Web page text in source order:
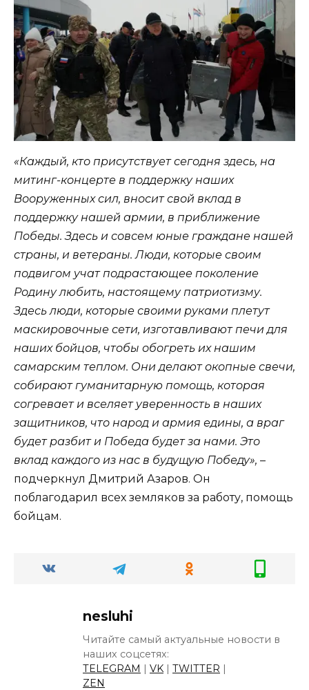
«Каждый, кто присутствует сегодня здесь, на
митинг-концерте в поддержку наших
Вооруженных сил, вносит свой вклад в
поддержку нашей армии, в приближение
Победы. Здесь и совсем юные граждане нашей
страны, и ветераны. Люди, которые своим
подвигом учат подрастающее поколение
Родину любить, настоящему патриотизму.
Здесь люди, которые своими руками плетут
маскировочные сети, изготавливают печи для
наших бойцов, чтобы обогреть их нашим
самарским теплом. Они делают окопные свечи,
собирают гуманитарную помощь, которая
согревает и вселяет уверенность в наших
защитников, что народ и армия едины, а враг
будет разбит и Победа будет за нами. Это
вклад каждого из нас в будущую Победу», –
подчеркнул Дмитрий Азаров. Он
поблагодарил всех земляков за работу, помощь
бойцам.
nesluhi
Читайте самый актуальные новости в
наших соцсетях:
TELEGRAM | VK | TWITTER |
ZEN